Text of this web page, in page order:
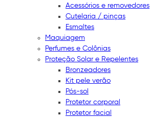
Acessórios e removedores
Cutelaria / pinças
Esmaltes
Maquiagem
Perfumes e Colônias
Proteção Solar e Repelentes
Bronzeadores
Kit pele verão
Pós-sol
Protetor corporal
Protetor facial